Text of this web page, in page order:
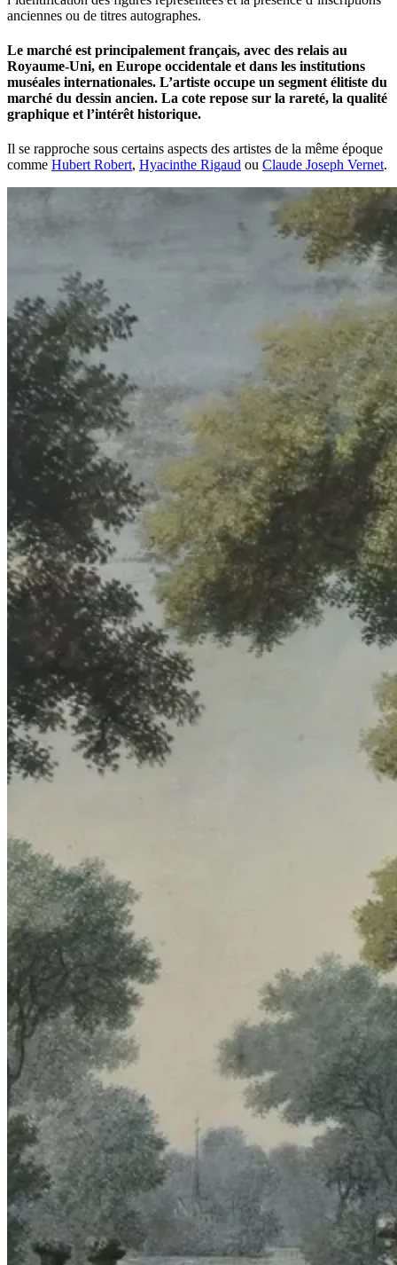
anciennes ou de titres autographes.
Le marché est principalement français, avec des relais au
Royaume-Uni, en Europe occidentale et dans les institutions
muséales internationales. L’artiste occupe un segment élitiste du
marché du dessin ancien. La cote repose sur la rareté, la qualité
graphique et l’intérêt historique.
Il se rapproche sous certains aspects des artistes de la même époque
comme Hubert Robert, Hyacinthe Rigaud ou Claude Joseph Vernet.